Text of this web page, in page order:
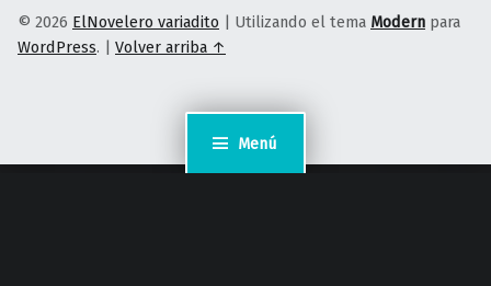
Menú
© 2026 ElNovelero variadito | Utilizando el tema Modern para
WordPress. | Volver arriba ↑